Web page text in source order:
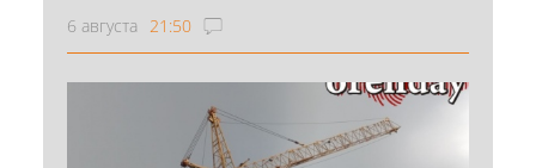
6 августа 21:50